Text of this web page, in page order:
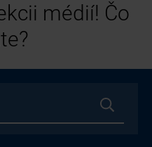
médií! Čo